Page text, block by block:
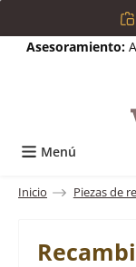
Saltar al contenido
Asesoramiento:
Menú
Inicio Piezas de